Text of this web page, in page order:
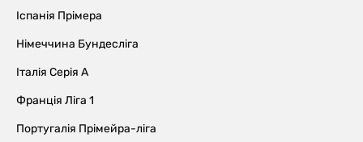
Іспанія Прімера
Німеччина Бундесліга
Італія Серія А
Франція Ліга 1
Португалія Прімейра-ліга